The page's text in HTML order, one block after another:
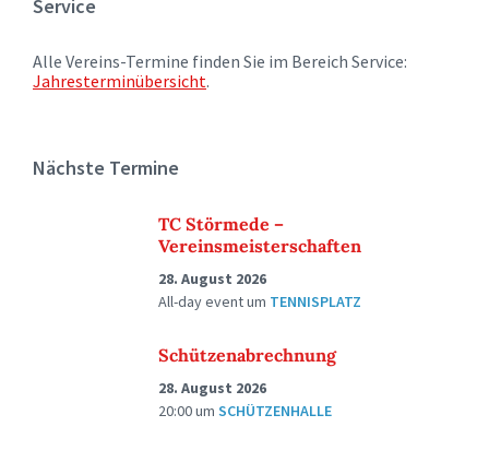
Service
Alle Vereins-Termine finden Sie im Bereich Service:
Jahresterminübersicht.
Nächste Termine
TC Störmede –
Vereinsmeisterschaften
28. August 2026
All-day eventum TENNISPLATZ
Schützenabrechnung
28. August 2026
20:00um SCHÜTZENHALLE